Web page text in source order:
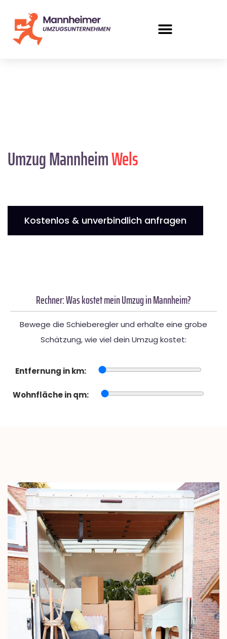
Umzug MannheimWels
Kostenlos & unverbindlich anfragen
Rechner: Was kostet mein Umzug in Mannheim?
Bewege die Schieberegler und erhalte eine grobe
Schätzung, wie viel dein Umzug kostet:
Entfernung in km:
Wohnfläche in qm: